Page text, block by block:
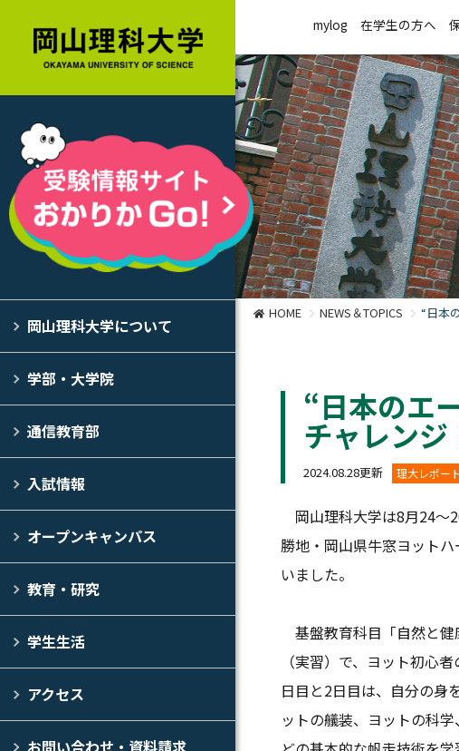
岡山理科大学について
学部・大学院
通信教育部
入試情報
オープンキャンパス
教育・研究
学生生活
アクセス
mylog 在学生の方へ
HOME NEWS＆TOPICS “日本
“日本のエ
チャレンジ
2024.08.28更新 理大レポート
岡山理科大学は8月24～
勝地・岡山県牛窓ヨット
いました。
基盤教育科目「自然と
（実習）で、ヨット初心
日目と2日目は、自分の身
ットの艤装、ヨットの科